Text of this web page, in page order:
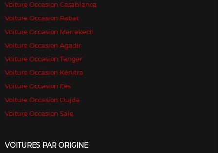
Voiture Occasion Casablanca
Voiture Occasion Rabat
Voiture Occasion Marrakech
Voiture Occasion Agadir
Voiture Occasion Tanger
Voiture Occasion Kénitra
Voiture Occasion Fès
Voiture Occasion Oujda
Voiture Occasion Sale
VOITURES PAR ORIGINE